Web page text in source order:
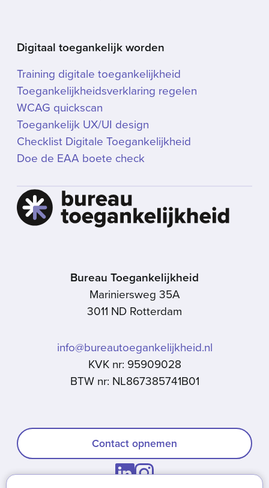
Digitaal toegankelijk worden
Training digitale toegankelijkheid
Toegankelijkheidsverklaring regelen
WCAG quickscan
Toegankelijk UX/UI design
Checklist Digitale Toegankelijkheid
Doe de EAA boete check
Bureau Toegankelijkheid
Mariniersweg 35A
3011 ND Rotterdam
info@bureautoegankelijkheid.nl
KVK nr: 95909028
BTW nr: NL867385741B01
Contact opnemen